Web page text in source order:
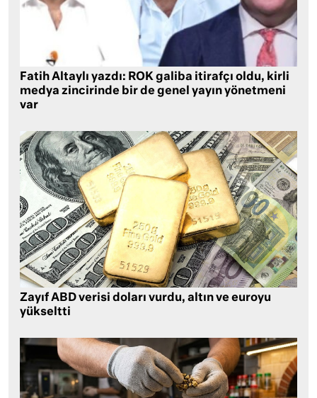
Fatih Altaylı yazdı: ROK galiba itirafçı oldu, kirli
medya zincirinde bir de genel yayın yönetmeni
var
Zayıf ABD verisi doları vurdu, altın ve euroyu
yükseltti